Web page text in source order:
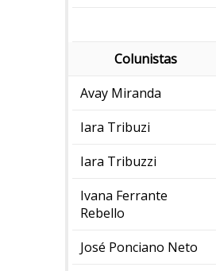
Colunistas
Avay Miranda
Iara Tribuzi
Iara Tribuzzi
Ivana Ferrante
Rebello
José Ponciano Neto